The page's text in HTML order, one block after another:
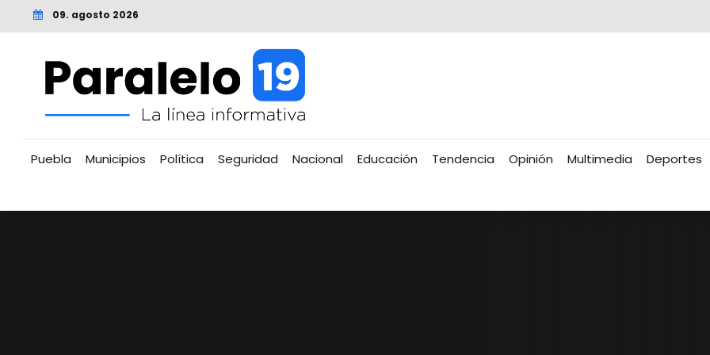
09. agosto 2026
Puebla Municipios Política Seguridad Nacional Educación Tendencia Opinión Multimedia Deportes